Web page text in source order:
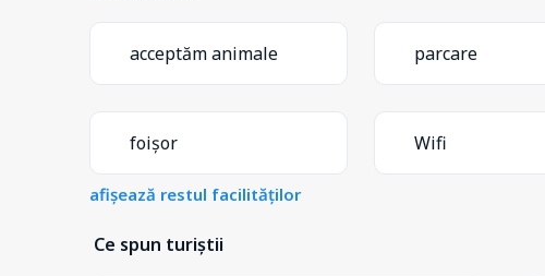
acceptăm animale parcare
foișor Wifi
afișează restul facilităților
Ce spun turiștii